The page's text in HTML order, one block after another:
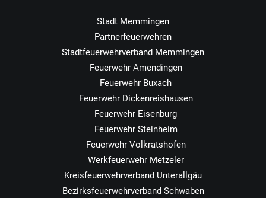
Stadt Memmingen
Partnerfeuerwehren
Stadtfeuerwehrverband Memmingen
Feuerwehr Amendingen
Feuerwehr Buxach
Feuerwehr Dickenreishausen
Feuerwehr Eisenburg
Feuerwehr Steinheim
Feuerwehr Volkratshofen
Werkfeuerwehr Metzeler
Kreisfeuerwehrverband Unterallgäu
Bezirksfeuerwehrverband Schwaben